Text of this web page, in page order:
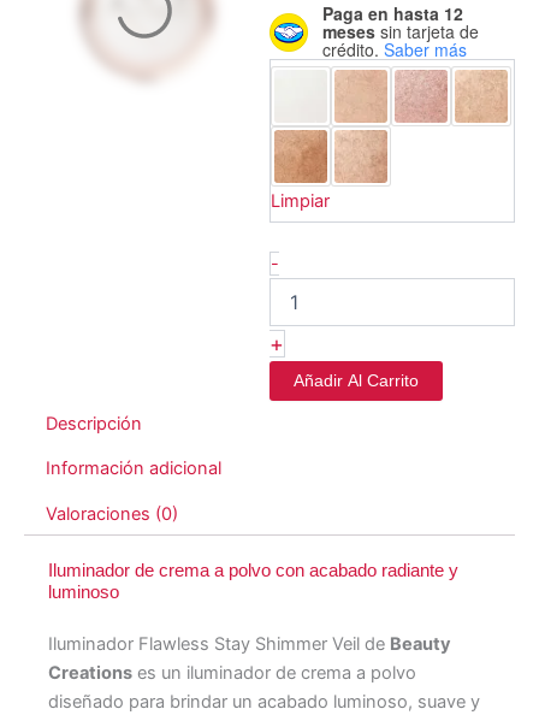
Paga en hasta 12
meses sin tarjeta de
crédito. Saber más
Limpiar
-
Iluminador
Shimmer
Veil
Creations
cantidad
+
Añadir Al Carrito
Descripción
Información adicional
Valoraciones (0)
Iluminador de crema a polvo con acabado radiante y
luminoso
Iluminador Flawless Stay Shimmer Veil de Beauty
Creations es un iluminador de crema a polvo
diseñado para brindar un acabado luminoso, suave y